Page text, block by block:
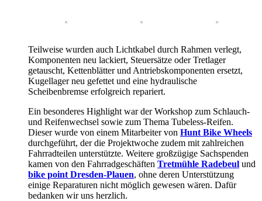
Teilweise wurden auch Lichtkabel durch Rahmen verlegt,
Komponenten neu lackiert, Steuersätze oder Tretlager
getauscht, Kettenblätter und Antriebskomponenten ersetzt,
Kugellager neu gefettet und eine hydraulische
Scheibenbremse erfolgreich repariert.
Ein besonderes Highlight war der Workshop zum Schlauch-
und Reifenwechsel sowie zum Thema Tubeless-Reifen.
Dieser wurde von einem Mitarbeiter von Hunt Bike Wheels
durchgeführt, der die Projektwoche zudem mit zahlreichen
Fahrradteilen unterstützte. Weitere großzügige Sachspenden
kamen von den Fahrradgeschäften Tretmühle Radebeul und
bike point Dresden-Plauen, ohne deren Unterstützung
einige Reparaturen nicht möglich gewesen wären. Dafür
bedanken wir uns herzlich.